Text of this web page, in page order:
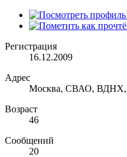
Регистрация
16.12.2009
Адрес
Москва, СВАО, ВДНХ,
Возраст
46
Сообщений
20